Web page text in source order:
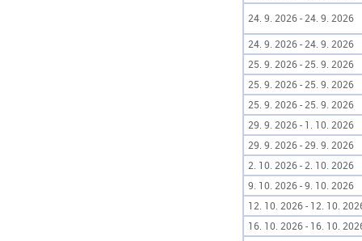
24. 9. 2026 - 24. 9. 2026
24. 9. 2026 - 24. 9. 2026
25. 9. 2026 - 25. 9. 2026
25. 9. 2026 - 25. 9. 2026
25. 9. 2026 - 25. 9. 2026
29. 9. 2026 - 1. 10. 2026
29. 9. 2026 - 29. 9. 2026
2. 10. 2026 - 2. 10. 2026
9. 10. 2026 - 9. 10. 2026
12. 10. 2026 - 12. 10.
16. 10. 2026 - 16. 10.